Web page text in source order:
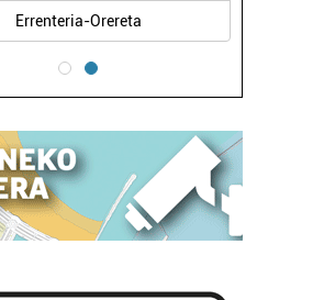
Errenteria-Orereta